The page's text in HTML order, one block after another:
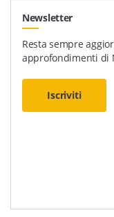
Newsletter
Resta sempre
approfondimenti di
Iscriviti